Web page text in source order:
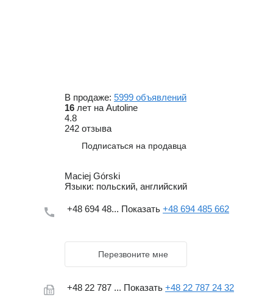
В продаже: 5999 объявлений
16 лет на Autoline
4.8
242 отзыва
Подписаться на продавца
Maciej Górski
Языки: польский, английский
+48 694 48... Показать +48 694 485 662
Перезвоните мне
+48 22 787 ... Показать +48 22 787 24 32